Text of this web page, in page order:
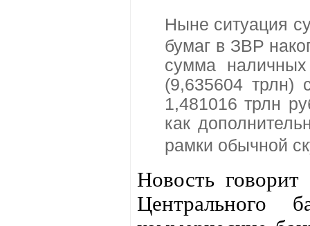
Ныне ситуация
бумаг в ЗВР
сумма
(9,635604 трлн)
1,481016 трлн
как
рамки обычной
Новость
Центрального